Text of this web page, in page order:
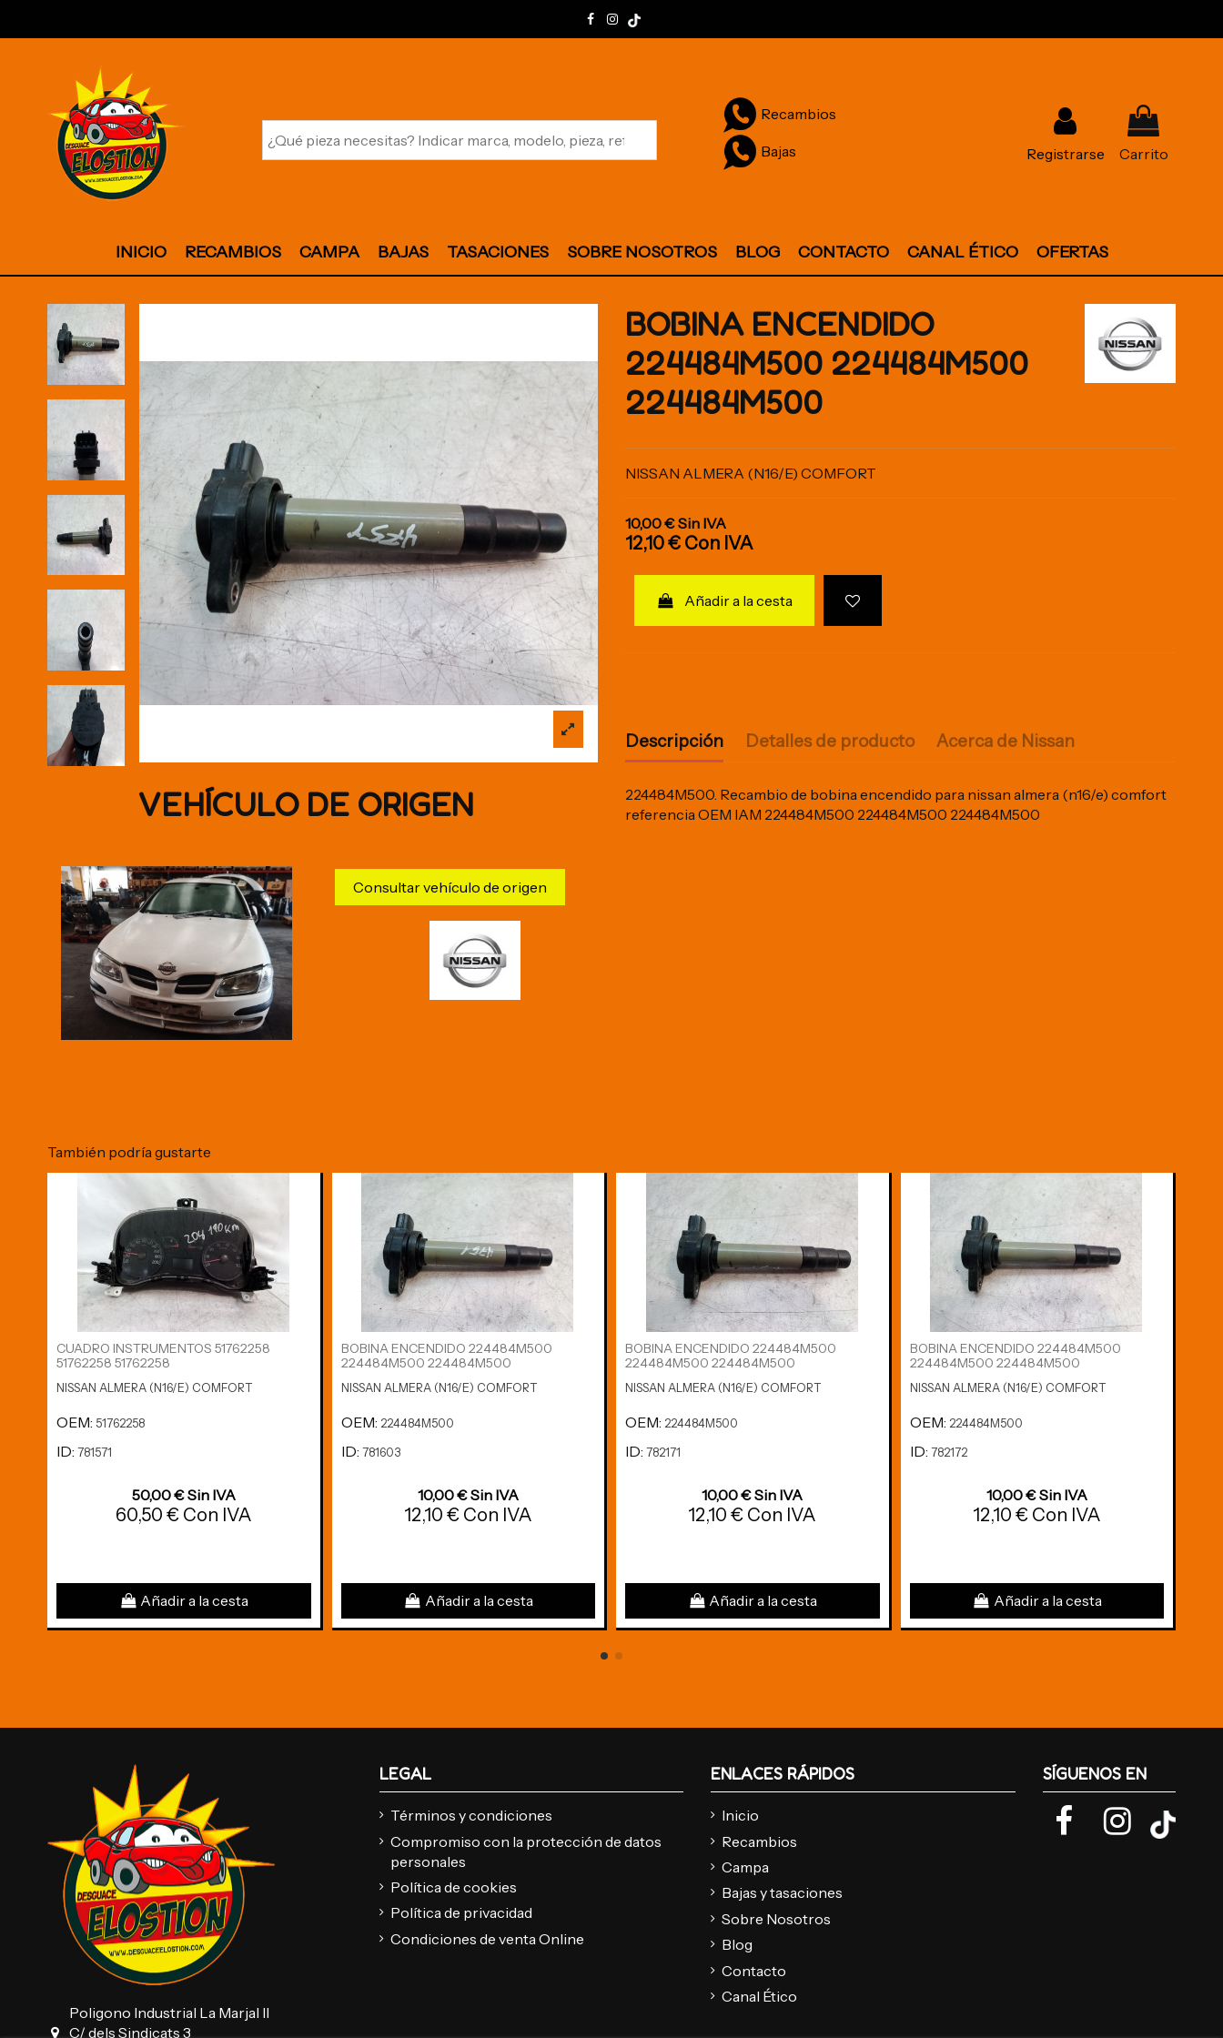
Recambios
Bajas Registrarse Carrito
INICIO RECAMBIOS CAMPA BAJAS TASACIONES SOBRE NOSOTROS BLOG CONTACTO CANAL ÉTICO OFERTAS
VEHÍCULO DE ORIGEN
Consultar vehículo de origen
BOBINA ENCENDIDO
224484M500 224484M500
224484M500
NISSAN ALMERA (N16/E) COMFORT
10,00 €Sin IVA
12,10 € Con IVA
Añadir a la cesta
Descripción Detalles de producto Acerca de Nissan
224484M500. Recambio de bobina encendido para nissan almera (n16/e) comfort
referencia OEM IAM 224484M500 224484M500 224484M500
También podría gustarte
CUADRO INSTRUMENTOS 51762258
51762258 51762258
NISSAN ALMERA (N16/E) COMFORT
OEM: 51762258
ID: 781571
50,00 € Sin IVA
60,50 € Con IVA
Añadir a la cesta
BOBINA ENCENDIDO 224484M500
224484M500 224484M500
NISSAN ALMERA (N16/E) COMFORT
OEM: 224484M500
ID: 781603
10,00 € Sin IVA
12,10 € Con IVA
Añadir a la cesta
BOBINA ENCENDIDO 224484M500
224484M500 224484M500
NISSAN ALMERA (N16/E) COMFORT
OEM: 224484M500
ID: 782171
10,00 € Sin IVA
12,10 € Con IVA
Añadir a la cesta
BOBINA ENCENDIDO 224484M500
224484M500 224484M500
NISSAN ALMERA (N16/E) COMFORT
OEM: 224484M500
ID: 782172
10,00 € Sin IVA
12,10 € Con IVA
Añadir a la cesta
Poligono Industrial La Marjal II
C/ dels Sindicats 3
LEGAL
Términos y condiciones
Compromiso con la protección de datos
personales
Política de cookies
Política de privacidad
Condiciones de venta Online
ENLACES RÁPIDOS
Inicio
Recambios
Campa
Bajas y tasaciones
Sobre Nosotros
Blog
Contacto
Canal Ético
SÍGUENOS EN